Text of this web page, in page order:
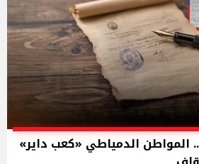
المواطن الدمياطي «كعب داير»